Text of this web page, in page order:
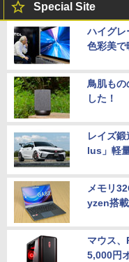
Special Site
ハイグ
色彩美で
鳥肌もの
した！
レイズ
lus」軽
メモリ
yzen搭
マウス
5,000円